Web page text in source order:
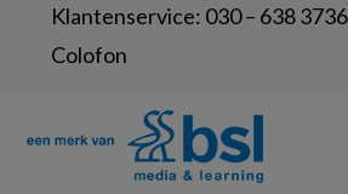
Klantenservice: 030 – 638 3736
Colofon